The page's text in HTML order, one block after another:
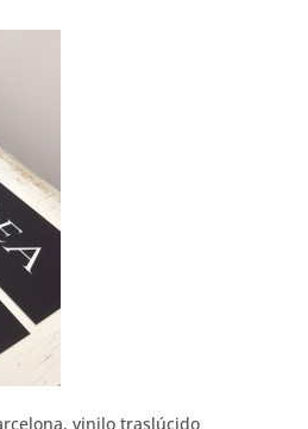
vinilo traslúcido